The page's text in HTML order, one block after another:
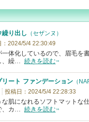
繰り出し （セザンヌ）
：2024/5/4 22:30:49
体化しているので、眉毛を
、繰… 続きを読む
ート ファンデーション （
投稿日：2024/5/4 22:28:33
肌になれるソフトマットな
、カ… 続きを読む